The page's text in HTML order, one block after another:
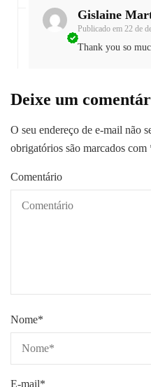
Gislaine
Publicado em 22 de
Thank you so
Deixe um
O seu endereço de e-mail não
obrigatórios são marcados com
Comentário
Nome*
E-mail*